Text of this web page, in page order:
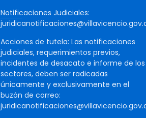
Notificaciones Judiciales:
Acciones de tutela: Las notificaciones
judiciales, requerimientos previos,
incidentes de desacato e informe de los
sectores, deben ser radicadas
únicamente y exclusivamente en el
buzón de correo: